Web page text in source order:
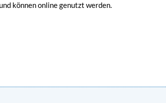
können online genutzt werden.